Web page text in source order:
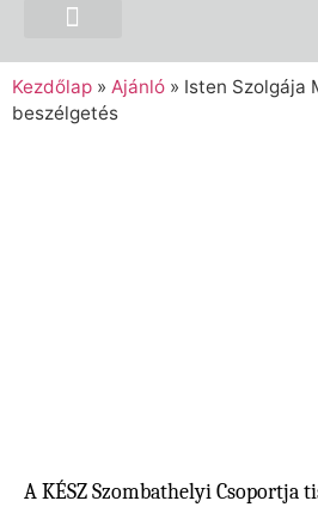
Kezdőlap » Ajánló » Isten Szolgája
beszélgetés
A KÉSZ Szombathelyi Csoportja